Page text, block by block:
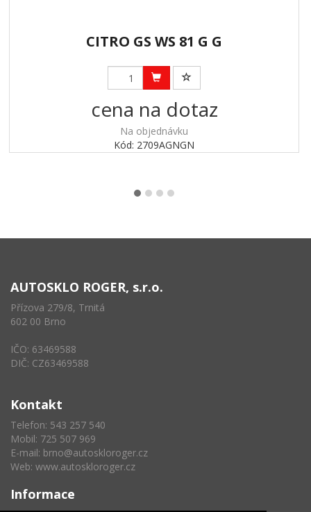
CITRO GS WS 81 G G
cena na dotaz
Na objednávku
Kód: 2709AGNGN
AUTOSKLO ROGER, s.r.o.
Přízova 279/8, Trnitá
602 00 Brno
IČO: 63469588
DIČ: CZ63469588
Kontakt
Telefon: 543 257 540
Mobil: 725 507 969
E-mail: brno@autoskloroger.cz
Web: www.autoskloroger.cz
Informace